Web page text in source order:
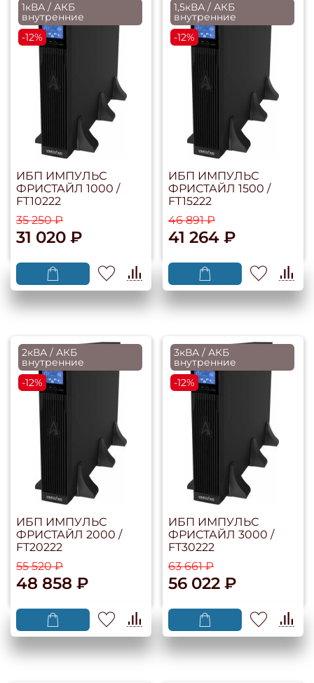
1кВА / АКБ
внутренние
-12%
ИБП ИМПУЛЬС
ФРИСТАЙЛ 1000 /
FT10222
35 250 ₽
31 020 ₽
1,5кВА / АКБ
внутренние
-12%
ИБП ИМПУЛЬС
ФРИСТАЙЛ 1500 /
FT15222
46 891 ₽
41 264 ₽
2кВА / АКБ
внутренние
-12%
ИБП ИМПУЛЬС
ФРИСТАЙЛ 2000 /
FT20222
55 520 ₽
48 858 ₽
3кВА / АКБ
внутренние
-12%
ИБП ИМПУЛЬС
ФРИСТАЙЛ 3000 /
FT30222
63 661 ₽
56 022 ₽